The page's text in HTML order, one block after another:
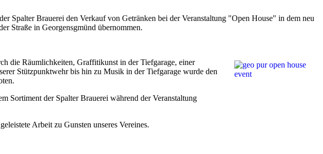
Spalter Brauerei den Verkauf von Getränken bei der Veranstaltung "Open House" in dem neu
Straße in Georgensgmünd übernommen.
die Räumlichkeiten, Graffitikunst in der Tiefgarage, einer
Stützpunktwehr bis hin zu Musik in der Tiefgarage wurde den
Sortiment der Spalter Brauerei während der Veranstaltung
Arbeit zu Gunsten unseres Vereines.